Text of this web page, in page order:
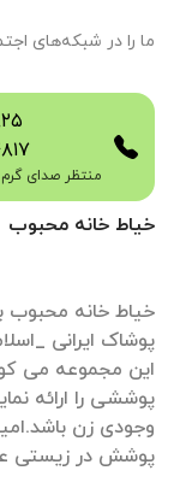
خیاط خانه محبوب
خیاط خانه محبوب
این مجموعه می
پوششی را ارائه
وجودی زن
پوشش در زیستی
ما را در شبکه‌های
منتظر صدای